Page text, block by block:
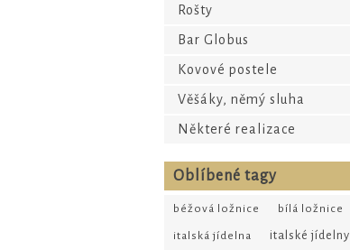
Rošty
Bar Globus
Kovové postele
Věšáky, němý sluha
Některé realizace
Oblíbené tagy
béžová ložnice bílá ložnice
italská jídelna italské jídelny